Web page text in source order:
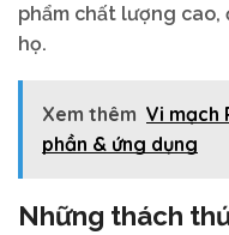
phẩm chất lượng cao,
họ.
Xem thêm Vi mạch
phần & ứng dụng
Những thách